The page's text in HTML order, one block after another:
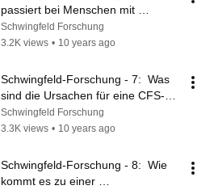
passiert bei Menschen mit
fortgeschrittenem CFS?
Schwingfeld Forschung
3.2K views • 10 years ago
Schwingfeld-Forschung - 7:  Was
sind die Ursachen für eine CFS-
Erkrankung?
Schwingfeld Forschung
3.3K views • 10 years ago
Schwingfeld-Forschung - 8:  Wie
kommt es zu einer